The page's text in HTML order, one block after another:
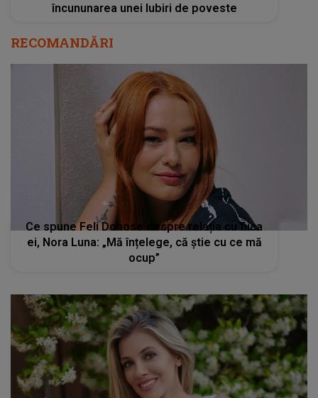
încununarea unei Iubiri de poveste
RECOMANDĂRI
Ce spune Feli Donose despre relația cu fiica
ei, Nora Luna: „Mă înțelege, că știe cu ce mă
ocup”